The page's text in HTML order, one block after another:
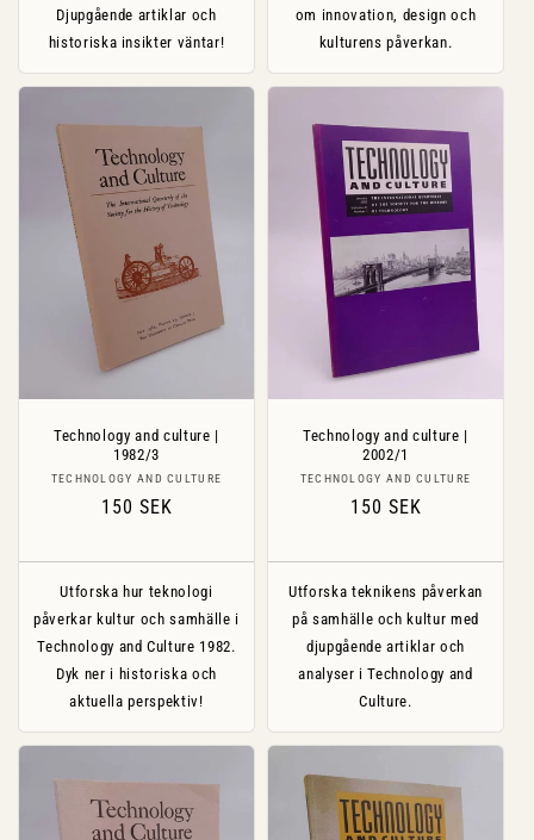
Djupgående artiklar och
historiska insikter väntar!
om innovation, design och
kulturens påverkan.
Technology and culture |
1982/3
Säljare:
TECHNOLOGY AND CULTURE
Ordinarie
150 SEK
Utforska hur teknologi
påverkar kultur och samhälle i
Technology and Culture 1982.
Dyk ner i historiska och
aktuella perspektiv!
Technology and culture |
2002/1
Säljare:
TECHNOLOGY AND CULTURE
Ordinarie
150 SEK
Utforska teknikens påverkan
på samhälle och kultur med
djupgående artiklar och
analyser i Technology and
Culture.